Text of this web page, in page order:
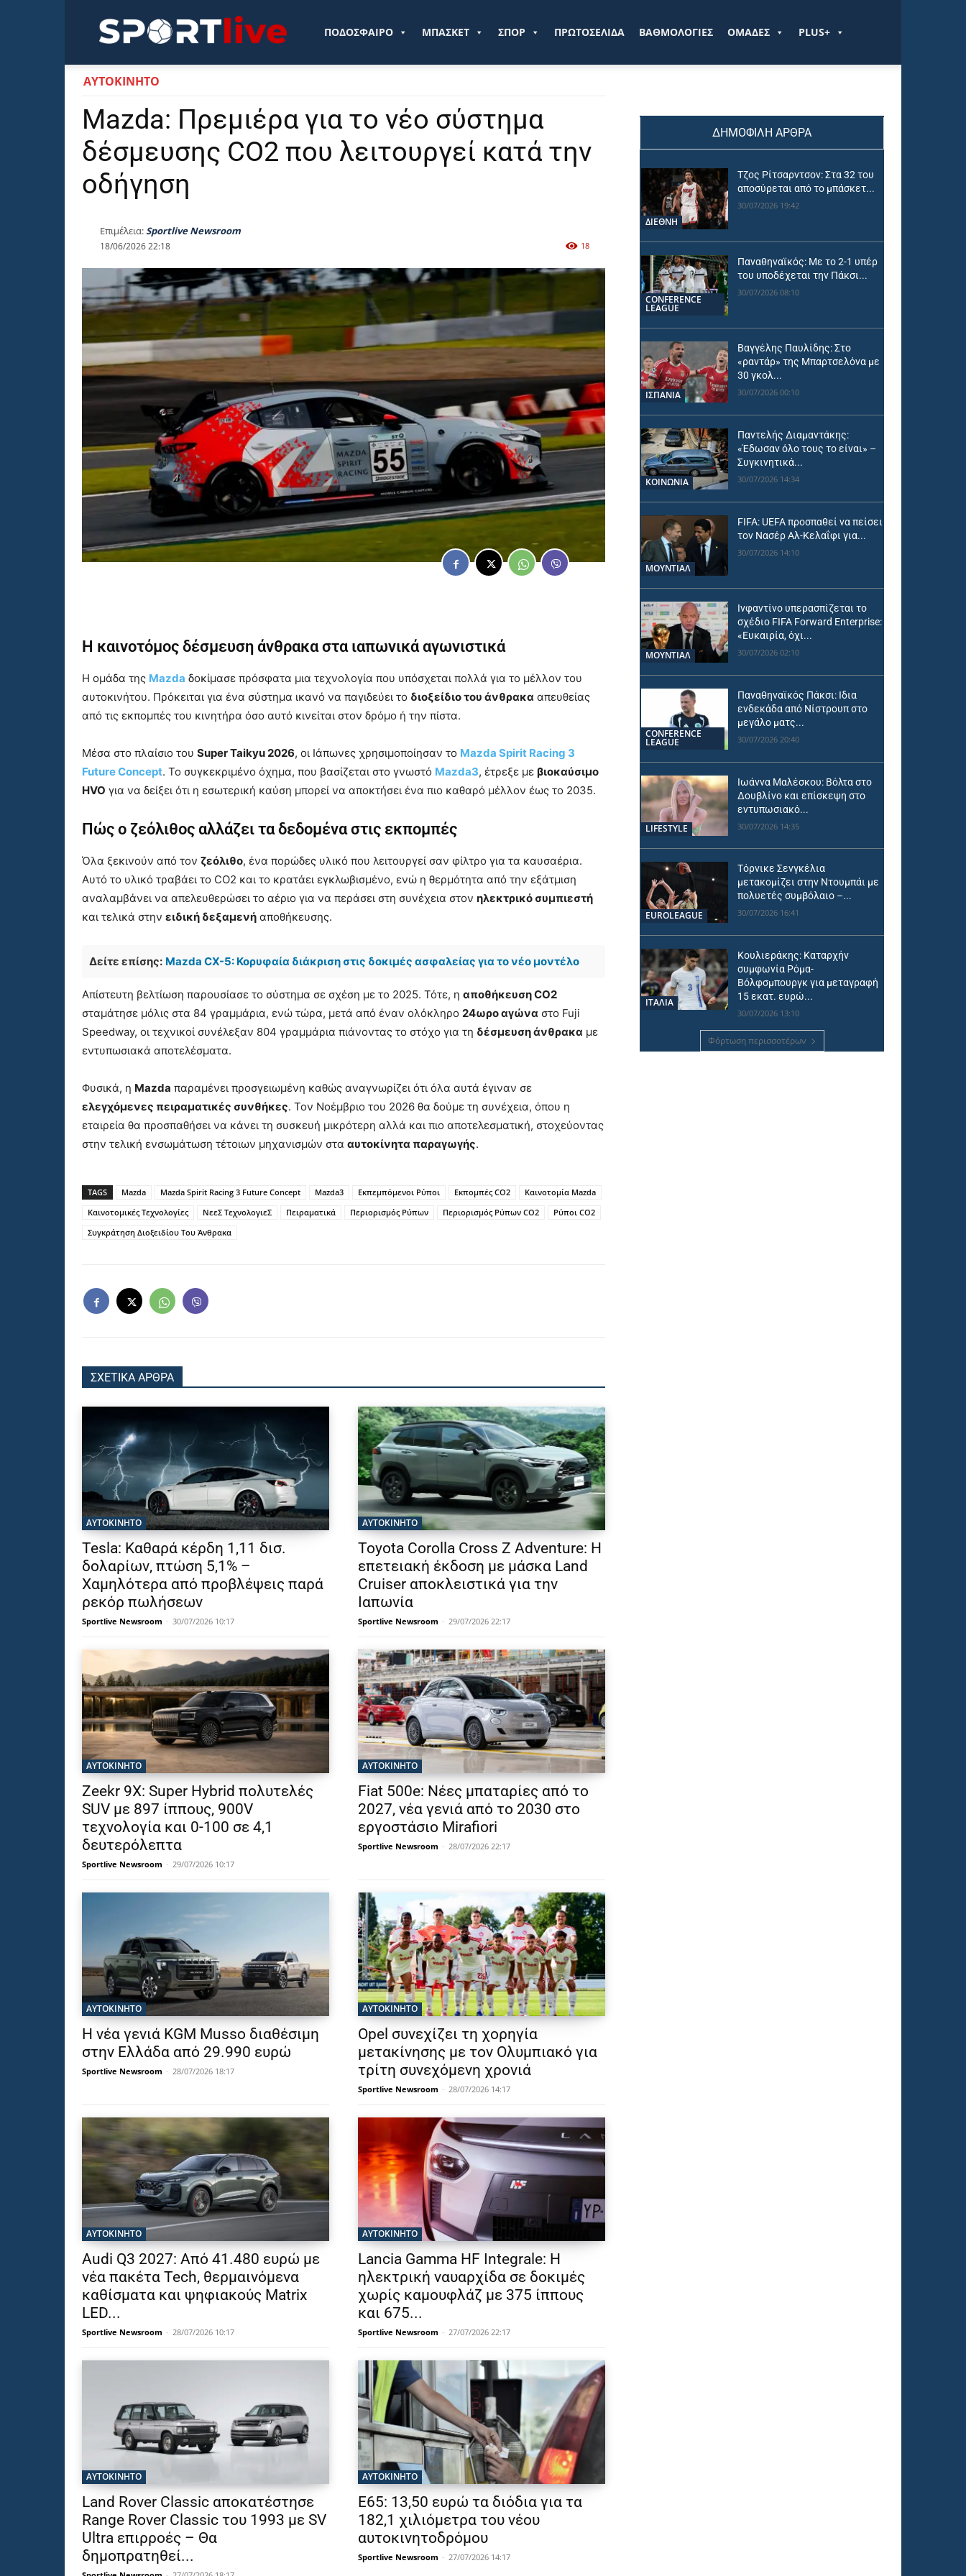
Sportlive.grΠΟΔΟΣΦΑΙΡΟ ΜΠΑΣΚΕΤ ΣΠΟΡ ΠΡΩΤΟΣΕΛΙΔΑ ΒΑΘΜΟΛΟΓΙΕΣ ΟΜΑΔΕΣ PLUS+
ΑΥΤΟΚΙΝΗΤΟ
Mazda: Πρεμιέρα για το νέο σύστημα
δέσμευσης CO2 που λειτουργεί κατά την
οδήγηση
Επιμέλεια:Sportlive Newsroom
18/06/2026 22:18 18
Η καινοτόμος δέσμευση άνθρακα στα ιαπωνικά αγωνιστικά
Η ομάδα της Mazda δοκίμασε πρόσφατα μια τεχνολογία που υπόσχεται πολλά για το μέλλον του
αυτοκινήτου. Πρόκειται για ένα σύστημα ικανό να παγιδεύει το διοξείδιο του άνθρακα απευθείας
από τις εκπομπές του κινητήρα όσο αυτό κινείται στον δρόμο ή την πίστα.
Μέσα στο πλαίσιο του Super Taikyu 2026, οι Ιάπωνες χρησιμοποίησαν το Mazda Spirit Racing 3
Future Concept. Το συγκεκριμένο όχημα, που βασίζεται στο γνωστό Mazda3, έτρεξε με βιοκαύσιμο
HVO για να δείξει ότι η εσωτερική καύση μπορεί να αποκτήσει ένα πιο καθαρό μέλλον έως το 2035.
Πώς ο ζεόλιθος αλλάζει τα δεδομένα στις εκπομπές
Όλα ξεκινούν από τον ζεόλιθο, ένα πορώδες υλικό που λειτουργεί σαν φίλτρο για τα καυσαέρια.
Αυτό το υλικό τραβάει το CO2 και το κρατάει εγκλωβισμένο, ενώ η θερμότητα από την εξάτμιση
αναλαμβάνει να απελευθερώσει το αέριο για να περάσει στη συνέχεια στον ηλεκτρικό συμπιεστή
και τελικά στην ειδική δεξαμενή αποθήκευσης.
Δείτε επίσης: Mazda CX-5: Κορυφαία διάκριση στις δοκιμές ασφαλείας για το νέο μοντέλο
Απίστευτη βελτίωση παρουσίασε το σύστημα σε σχέση με το 2025. Τότε, η αποθήκευση CO2
σταμάτησε μόλις στα 84 γραμμάρια, ενώ τώρα, μετά από έναν ολόκληρο 24ωρο αγώνα στο Fuji
Speedway, οι τεχνικοί συνέλεξαν 804 γραμμάρια πιάνοντας το στόχο για τη δέσμευση άνθρακα με
εντυπωσιακά αποτελέσματα.
Φυσικά, η Mazda παραμένει προσγειωμένη καθώς αναγνωρίζει ότι όλα αυτά έγιναν σε
ελεγχόμενες πειραματικές συνθήκες. Τον Νοέμβριο του 2026 θα δούμε τη συνέχεια, όπου η
εταιρεία θα προσπαθήσει να κάνει τη συσκευή μικρότερη αλλά και πιο αποτελεσματική, στοχεύοντας
στην τελική ενσωμάτωση τέτοιων μηχανισμών στα αυτοκίνητα παραγωγής.
TAGS Mazda Mazda Spirit Racing 3 Future Concept Mazda3 Εκπεμπόμενοι Ρύποι Εκπομπές CO2
Καινοτομία Mazda
Καινοτομικές Τεχνολογίες
ΝεεΣ ΤεχνολογιεΣ Πειραματικά Περιορισμός Ρύπων Περιορισμός Ρύπων CO2
Ρύποι CO2
Συγκράτηση Διοξειδίου Του Άνθρακα
ΣΧΕΤΙΚΑ ΑΡΘΡΑ
ΑΥΤΟΚΙΝΗΤΟ
Tesla: Καθαρά κέρδη 1,11 δισ.
δολαρίων, πτώση 5,1% –
Χαμηλότερα από προβλέψεις παρά
ρεκόρ πωλήσεων
Sportlive Newsroom - 30/07/2026 10:17
ΑΥΤΟΚΙΝΗΤΟ
Toyota Corolla Cross Z Adventure: Η
επετειακή έκδοση με μάσκα Land
Cruiser αποκλειστικά για την
Ιαπωνία
Sportlive Newsroom - 29/07/2026 22:17
ΑΥΤΟΚΙΝΗΤΟ
Zeekr 9X: Super Hybrid πολυτελές
SUV με 897 ίππους, 900V
τεχνολογία και 0-100 σε 4,1
δευτερόλεπτα
Sportlive Newsroom - 29/07/2026 10:17
ΑΥΤΟΚΙΝΗΤΟ
Fiat 500e: Νέες μπαταρίες από το
2027, νέα γενιά από το 2030 στο
εργοστάσιο Mirafiori
Sportlive Newsroom - 28/07/2026 22:17
ΑΥΤΟΚΙΝΗΤΟ
Η νέα γενιά KGM Musso διαθέσιμη
στην Ελλάδα από 29.990 ευρώ
Sportlive Newsroom - 28/07/2026 18:17
ΑΥΤΟΚΙΝΗΤΟ
Opel συνεχίζει τη χορηγία
μετακίνησης με τον Ολυμπιακό για
τρίτη συνεχόμενη χρονιά
Sportlive Newsroom - 28/07/2026 14:17
ΑΥΤΟΚΙΝΗΤΟ
Audi Q3 2027: Από 41.480 ευρώ με
νέα πακέτα Tech, θερμαινόμενα
καθίσματα και ψηφιακούς Matrix
LED...
Sportlive Newsroom - 28/07/2026 10:17
ΑΥΤΟΚΙΝΗΤΟ
Lancia Gamma HF Integrale: Η
ηλεκτρική ναυαρχίδα σε δοκιμές
χωρίς καμουφλάζ με 375 ίππους
και 675...
Sportlive Newsroom - 27/07/2026 22:17
ΑΥΤΟΚΙΝΗΤΟ
Land Rover Classic αποκατέστησε
Range Rover Classic του 1993 με SV
Ultra επιρροές – Θα
δημοπρατηθεί...
ΑΥΤΟΚΙΝΗΤΟ
Ε65: 13,50 ευρώ τα διόδια για τα
182,1 χιλιόμετρα του νέου
αυτοκινητοδρόμου
Sportlive Newsroom - 27/07/2026 14:17
ΔΗΜΟΦΙΛΗ ΑΡΘΡΑ
ΔΙΕΘΝΗ
Τζος Ρίτσαρντσον: Στα 32 του
αποσύρεται από το μπάσκετ...
30/07/2026 19:42
CONFERENCE
LEAGUE
Παναθηναϊκός: Με το 2-1 υπέρ
του υποδέχεται την Πάκσι...
30/07/2026 08:10
ΙΣΠΑΝΙΑ
Βαγγέλης Παυλίδης: Στο
«ραντάρ» της Μπαρτσελόνα με
30 γκολ...
30/07/2026 00:10
ΚΟΙΝΩΝΙΑ
Παντελής Διαμαντάκης:
«Έδωσαν όλο τους το είναι» –
Συγκινητικά...
30/07/2026 14:34
ΜΟΥΝΤΙΆΛ
FIFA: UEFA προσπαθεί να πείσει
τον Νασέρ Αλ-Κελαΐφι για...
30/07/2026 14:10
ΜΟΥΝΤΙΆΛ
Ινφαντίνο υπερασπίζεται το
σχέδιο FIFA Forward Enterprise:
«Ευκαιρία, όχι...
30/07/2026 02:10
CONFERENCE
LEAGUE
Παναθηναϊκός Πάκσι: Ιδια
ενδεκάδα από Νίστρουπ στο
μεγάλο ματς...
30/07/2026 20:40
LIFESTYLE
Ιωάννα Μαλέσκου: Βόλτα στο
Δουβλίνο και επίσκεψη στο
εντυπωσιακό...
30/07/2026 14:35
EUROLEAGUE
Τόρνικε Σενγκέλια
μετακομίζει στην Ντουμπάι με
πολυετές συμβόλαιο –...
30/07/2026 16:41
ΙΤΑΛΙΑ
Κουλιεράκης: Καταρχήν
συμφωνία Ρόμα-
Βόλφσμπουργκ για μεταγραφή
15 εκατ. ευρώ...
30/07/2026 13:10
Φόρτωση περισσοτέρων